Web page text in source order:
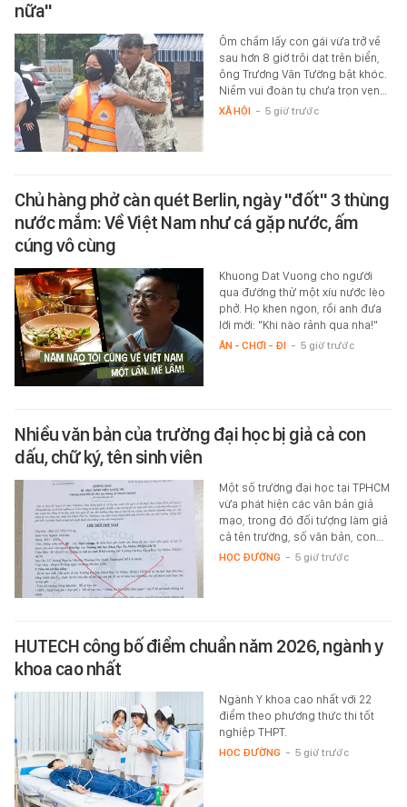
nữa"
Ôm chầm lấy con gái vừa trở về
sau hơn 8 giờ trôi dạt trên biển,
ông Trương Văn Tường bật khóc.
Niềm vui đoàn tụ chưa trọn vẹn…
XÃ HỘI - 5 giờ trước
Chủ hàng phở càn quét Berlin, ngày "đốt" 3 thùng
nước mắm: Về Việt Nam như cá gặp nước, ấm
cúng vô cùng
Khuong Dat Vuong cho người
qua đường thử một xíu nước lèo
phở. Họ khen ngon, rồi anh đưa
lời mời: "Khi nào rảnh qua nha!"
ĂN - CHƠI - ĐI - 5 giờ trước
Nhiều văn bản của trường đại học bị giả cả con
dấu, chữ ký, tên sinh viên
Một số trường đại học tại TPHCM
vừa phát hiện các văn bản giả
mạo, trong đó đối tượng làm giả
cả tên trường, số văn bản, con…
HỌC ĐƯỜNG - 5 giờ trước
HUTECH công bố điểm chuẩn năm 2026, ngành y
khoa cao nhất
Ngành Y khoa cao nhất với 22
điểm theo phương thức thi tốt
nghiệp THPT.
HỌC ĐƯỜNG - 5 giờ trước